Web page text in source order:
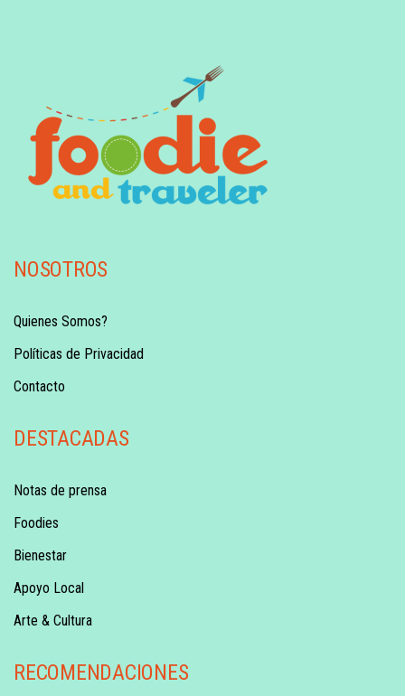
NOSOTROS
Quienes Somos?
Políticas de Privacidad
Contacto
DESTACADAS
Notas de prensa
Foodies
Bienestar
Apoyo Local
Arte & Cultura
RECOMENDACIONES